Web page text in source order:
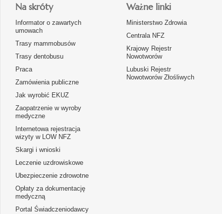
Na skróty
Informator o zawartych
umowach
Trasy mammobusów
Trasy dentobusu
Praca
Zamówienia publiczne
Jak wyrobić EKUZ
Zaopatrzenie w wyroby
medyczne
Internetowa rejestracja
wizyty w LOW NFZ
Skargi i wnioski
Leczenie uzdrowiskowe
Ubezpieczenie zdrowotne
Opłaty za dokumentację
medyczną
Portal Świadczeniodawcy
Ważne linki
Ministerstwo Zdrowia
Centrala NFZ
Krajowy Rejestr
Nowotworów
Lubuski Rejestr
Nowotworów Złośliwych